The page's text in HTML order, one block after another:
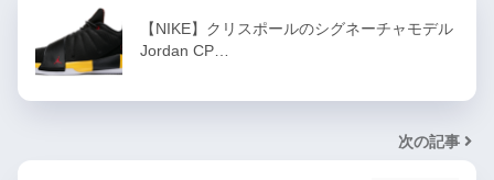
【NIKE】クリスポールのシグネーチャモデル
Jordan CP…
次の記事